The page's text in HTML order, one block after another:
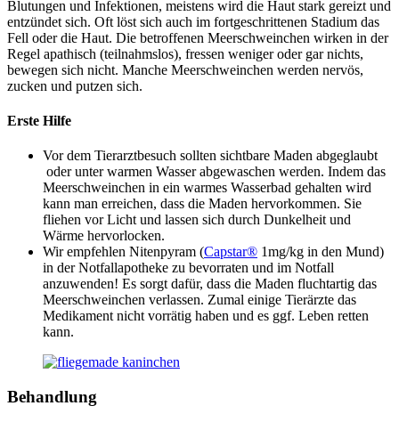
Blutungen und Infektionen, meistens wird die Haut stark gereizt und
entzündet sich. Oft löst sich auch im fortgeschrittenen Stadium das
Fell oder die Haut. Die betroffenen Meerschweinchen wirken in der
Regel apathisch (teilnahmslos), fressen weniger oder gar nichts,
bewegen sich nicht. Manche Meerschweinchen werden nervös,
zucken und putzen sich.
Erste Hilfe
Vor dem Tierarztbesuch sollten sichtbare Maden abgeglaubt
oder unter warmen Wasser abgewaschen werden. Indem das
Meerschweinchen in ein warmes Wasserbad gehalten wird
kann man erreichen, dass die Maden hervorkommen. Sie
fliehen vor Licht und lassen sich durch Dunkelheit und
Wärme hervorlocken.
Wir empfehlen Nitenpyram (Capstar® 1mg/kg in den Mund)
in der Notfallapotheke zu bevorraten und im Notfall
anzuwenden! Es sorgt dafür, dass die Maden fluchtartig das
Meerschweinchen verlassen. Zumal einige Tierärzte das
Medikament nicht vorrätig haben und es ggf. Leben retten
kann.
Behandlung